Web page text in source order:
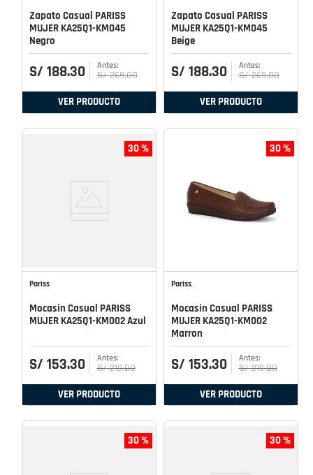
Zapato Casual PARISS
MUJER KA25Q1-KM045
Negro
S/ 188.30 S/ 269.00
VER PRODUCTO
Zapato Casual PARISS
MUJER KA25Q1-KM045
Beige
S/ 188.30 S/ 269.00
VER PRODUCTO
30 %
Pariss
Mocasin Casual PARISS
MUJER KA25Q1-KM002 Azul
S/ 153.30 S/ 219.00
VER PRODUCTO
30 %
Pariss
Mocasin Casual PARISS
MUJER KA25Q1-KM002
Marron
S/ 153.30 S/ 219.00
VER PRODUCTO
30 % 30 %